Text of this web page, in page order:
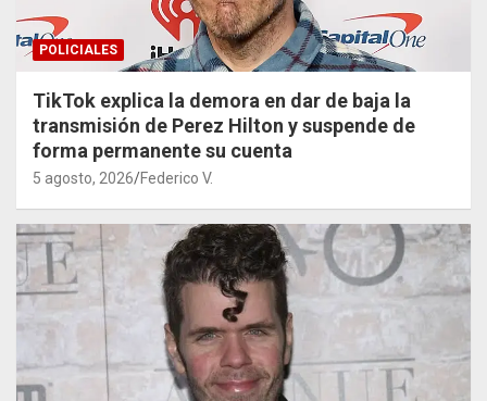
POLICIALES
TikTok explica la demora en dar de baja la
transmisión de Perez Hilton y suspende de
forma permanente su cuenta
5 agosto, 2026 Federico V.